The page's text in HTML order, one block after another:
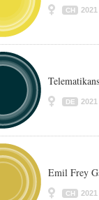
CH 2021
DE 2021
Emil Frey
CH 2021